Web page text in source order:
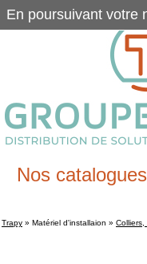
Nos catalogues
Trapy » Matériel d'installaion » Colliers,
En poursuivant